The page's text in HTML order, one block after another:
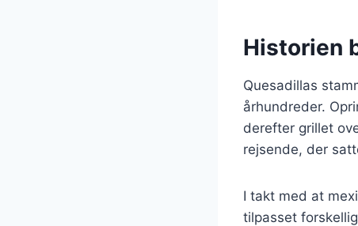
Historien
Quesadillas
århundreder.
derefter grillet
rejsende, der
I takt med at
tilpasset